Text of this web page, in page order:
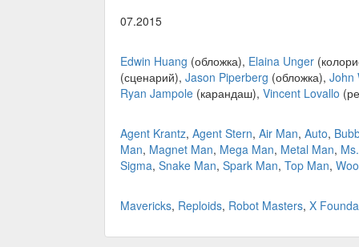
07.2015
Edwin Huang (обложка), Elaina Unger
(сценарий), Jason Piperberg (обложка), John
Ryan Jampole (карандаш), Vincent Lovallo
Agent Krantz, Agent Stern, Air Man, Auto,
Man, Magnet Man, Mega Man, Metal Man,
Sigma, Snake Man, Spark Man, Top Man,
Mavericks, Reploids, Robot Masters, X